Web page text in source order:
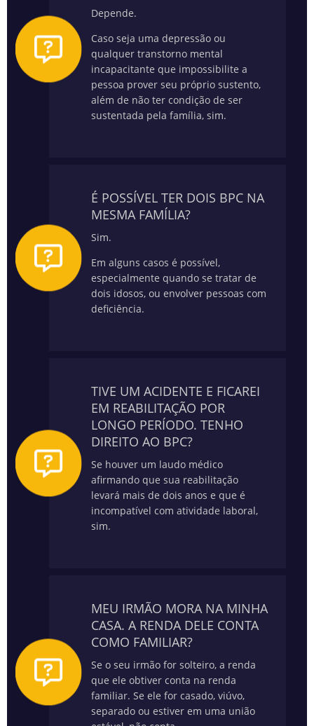
Depende.
Caso seja uma depressão ou
qualquer transtorno mental
incapacitante que impossibilite a
pessoa prover seu próprio sustento,
além de não ter condição de ser
sustentada pela família, sim.
É POSSÍVEL TER DOIS BPC NA
MESMA FAMÍLIA?
Sim.
Em alguns casos é possível,
especialmente quando se tratar de
dois idosos, ou envolver pessoas com
deficiência.
TIVE UM ACIDENTE E FICAREI
EM REABILITAÇÃO POR
LONGO PERÍODO. TENHO
DIREITO AO BPC?
Se houver um laudo médico
afirmando que sua reabilitação
levará mais de dois anos e que é
incompatível com atividade laboral,
sim.
MEU IRMÃO MORA NA MINHA
CASA. A RENDA DELE CONTA
COMO FAMILIAR?
Se o seu irmão for solteiro, a renda
que ele obtiver conta na renda
familiar. Se ele for casado, viúvo,
separado ou estiver em uma união